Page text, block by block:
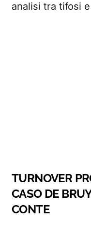
analisi tra tifosi
TURNOVER
CASO DE
CONTE